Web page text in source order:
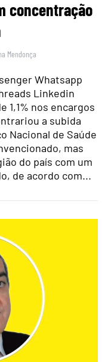
concentração
Mendonça
Whatsapp
Linkedin
1,1% nos encargos
a subida
Nacional de Saúde
mas
do país com um
de acordo com...